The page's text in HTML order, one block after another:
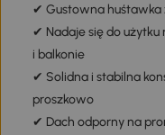
✔ Gustowna huśtawka
✔ Nadaje się do
i balkonie
✔ Solidna i stabilna
proszkowo
✔ Dach odporny na